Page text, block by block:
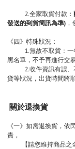
2.全家取貨付款：
發送的到貨簡訊為準)
《四》特殊狀況：
1.無故不取貨：一年
黑名單，不予再進行交易
2.收件資訊有誤、不
貨等狀況，出貨時間將
關於退換貨
《一》如需退換貨，依
責，
【請您維持商品之全